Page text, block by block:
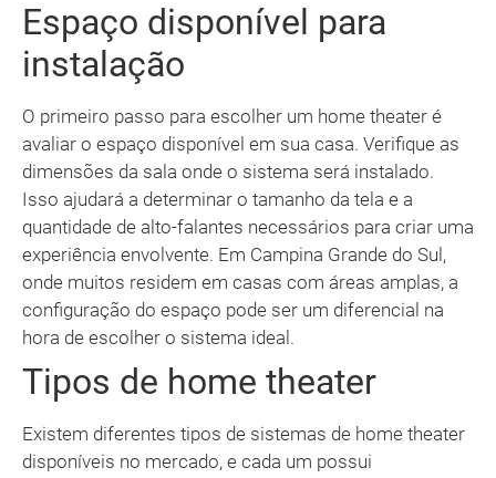
Espaço disponível para
instalação
O primeiro passo para escolher um home theater é
avaliar o espaço disponível em sua casa. Verifique as
dimensões da sala onde o sistema será instalado.
Isso ajudará a determinar o tamanho da tela e a
quantidade de alto-falantes necessários para criar uma
experiência envolvente. Em Campina Grande do Sul,
onde muitos residem em casas com áreas amplas, a
configuração do espaço pode ser um diferencial na
hora de escolher o sistema ideal.
Tipos de home theater
Existem diferentes tipos de sistemas de home theater
disponíveis no mercado, e cada um possui